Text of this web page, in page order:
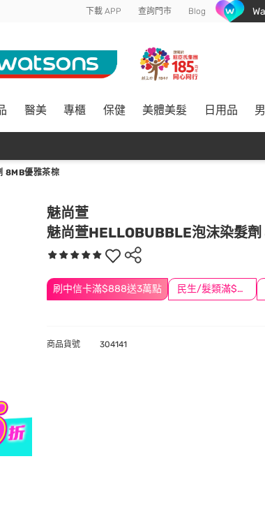
下載 APP 查詢門市 Blog
醫美 專櫃 保健 美體美髮 日用品
8MB優雅茶棕
魅尚萱
魅尚萱HELLOBUBBLE泡沫染髮
刷中信卡滿$888送3萬點 民生/髮類滿$388送舒潔冰巾
商品貨號 304141